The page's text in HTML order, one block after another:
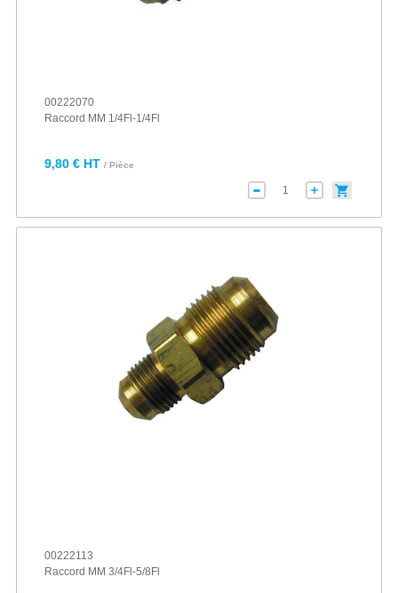
00222070
Raccord MM 1/4Fl-1/4Fl
9,80 € HT / Pièce
00222113
Raccord MM 3/4Fl-5/8Fl